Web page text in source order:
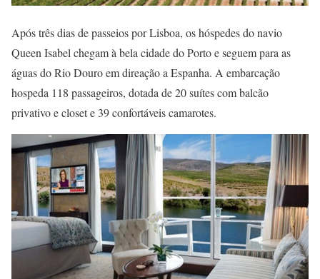
Após três dias de passeios por Lisboa, os hóspedes do navio
Queen Isabel chegam à bela cidade do Porto e seguem para as
águas do Rio Douro em direação a Espanha. A embarcação
hospeda 118 passageiros, dotada de 20 suítes com balcão
privativo e closet e 39 confortáveis camarotes.